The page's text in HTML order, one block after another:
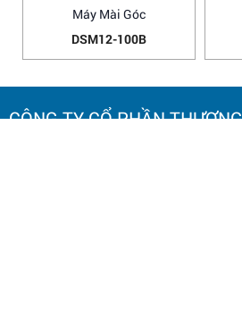
Máy Mài Góc
DSM12-100B
CÔNG TY CỔ PHẦN